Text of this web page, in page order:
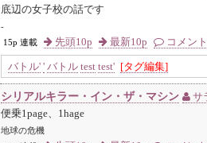
底辺の女子校の話です
-
15p 連載
先頭10p 最新10p コメント
バトル' ' バトル test test' [タグ編集]
シリアルキラー・イン・ザ・マシン
サ
便乗1page、1hage
地球の危機